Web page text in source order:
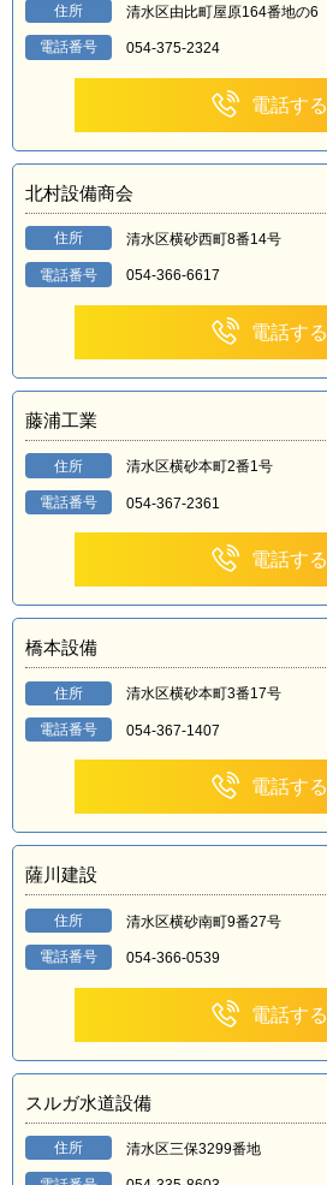
住所 清水区由比町屋原164番地の6
電話番号 054-375-2324
電話する
北村設備商会
住所 清水区横砂西町8番14号
電話番号 054-366-6617
電話する
藤浦工業
住所 清水区横砂本町2番1号
電話番号 054-367-2361
電話する
橋本設備
住所 清水区横砂本町3番17号
電話番号 054-367-1407
電話する
薩川建設
住所 清水区横砂南町9番27号
電話番号 054-366-0539
電話する
スルガ水道設備
住所 清水区三保3299番地